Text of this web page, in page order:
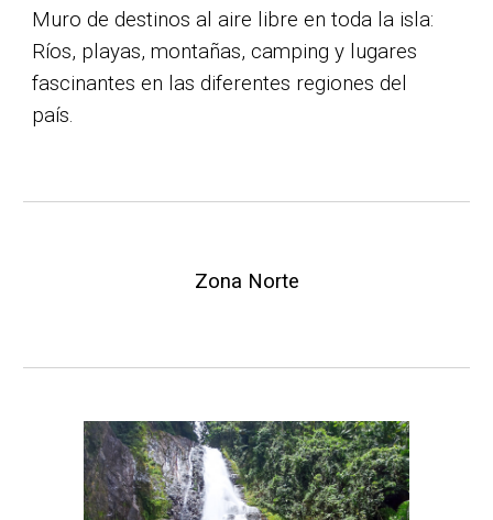
Muro de destinos al aire libre en toda la isla:
Ríos, playas, montañas,campingy lugares
fascinantes en las diferentes regiones del
país.
Zona Norte